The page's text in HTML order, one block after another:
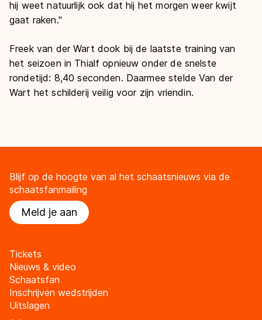
hij weet natuurlijk ook dat hij het morgen weer kwijt
gaat raken."
Freek van der Wart dook bij de laatste training van
het seizoen in Thialf opnieuw onder de snelste
rondetijd: 8,40 seconden. Daarmee stelde Van der
Wart het schilderij veilig voor zijn vriendin.
Blijf op de hoogte van al het schaatsnieuws via de
schaatsfanmailing
Meld je aan
Tickets
Nieuws & video
Schaatsfan
Inschrijven wedstrijden
Uitslagen